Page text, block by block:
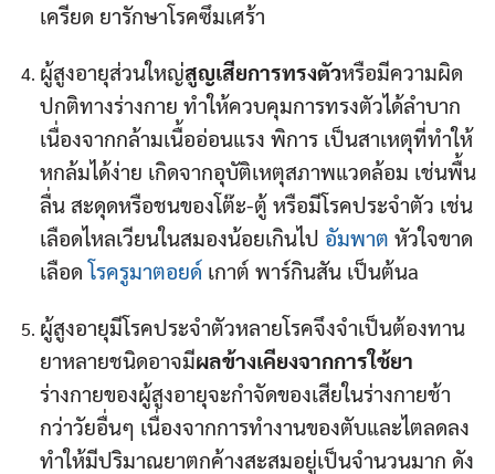
เครียด ยารักษาโรคซึมเศร้า
ผู้สูงอายุส่วนใหญ่สูญเสียการทรงตัวหรือมีความผิด
ปกติทางร่างกาย ทำให้ควบคุมการทรงตัวได้ลำบาก
เนื่องจากกล้ามเนื้ออ่อนแรง พิการ เป็นสาเหตุที่ทำให้
หกล้มได้ง่าย เกิดจากอุบัติเหตุสภาพแวดล้อม เช่นพื้น
ลื่น สะดุดหรือชนของโต๊ะ-ตู้ หรือมีโรคประจำตัว เช่น
เลือดไหลเวียนในสมองน้อยเกินไป อัมพาต หัวใจขาด
เลือดโรครูมาตอยด์เกาต์ พาร์กินสัน เป็นต้นa
ผู้สูงอายุมีโรคประจำตัวหลายโรคจึงจำเป็นต้องทาน
ยาหลายชนิดอาจมีผลข้างเคียงจากการใช้ยา
ร่างกายของผู้สูงอายุจะกำจัดของเสียในร่างกายช้า
กว่าวัยอื่นๆ เนื่องจากการทำงานของตับและไตลดลง
ทำให้มีปริมาณยาตกค้างสะสมอยู่เป็นจำนวนมาก ดัง